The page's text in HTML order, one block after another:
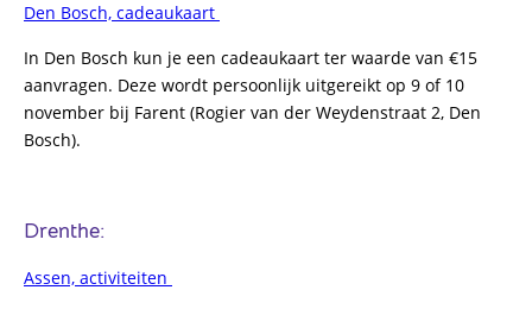
Den Bosch, cadeaukaart
In Den Bosch kun je een cadeaukaart ter waarde van €15
aanvragen. Deze wordt persoonlijk uitgereikt op 9 of 10
november bij Farent (Rogier van der Weydenstraat 2, Den
Bosch).
Drenthe:
Assen, activiteiten